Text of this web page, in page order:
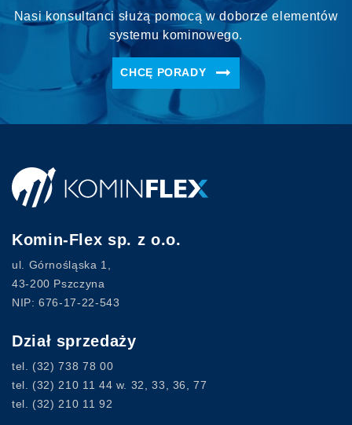
Nasi konsultanci służą pomocą w doborze elementów
systemu kominowego.
CHCĘ PORADY
Komin-Flex sp. z o.o.
ul. Górnośląska 1,
43-200 Pszczyna
NIP: 676-17-22-543
Dział sprzedaży
tel. (32) 738 78 00
tel. (32) 210 11 44 w. 32, 33, 36, 77
tel. (32) 210 11 92